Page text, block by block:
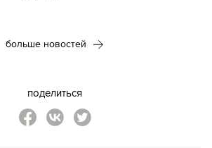
больше новостей
поделиться